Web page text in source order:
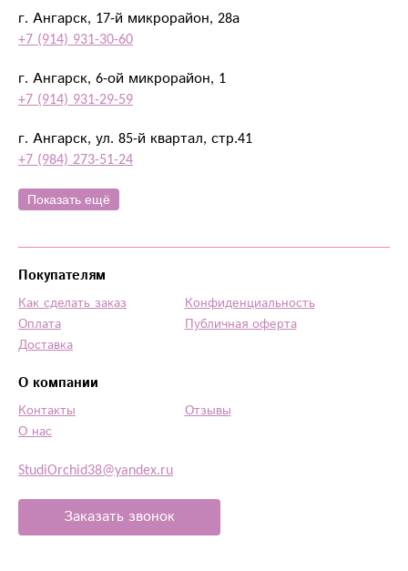
г. Ангарск, 17-й микрорайон, 28а
+7 (914) 931-30-60
г. Ангарск, 6-ой микрорайон, 1
+7 (914) 931-29-59
г. Ангарск, ул. 85-й квартал, стр.41
+7 (984) 273-51-24
Показать ещё
StudiOrchid38@yandex.ru
Заказать звонок
Покупателям
Как сделать заказ
Оплата
Доставка
Конфиденциальность
Публичная оферта
О компании
Контакты
О нас
Отзывы